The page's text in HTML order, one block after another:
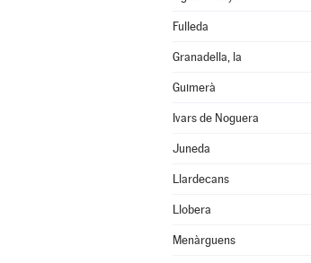
Fulleda
Granadella, la
Guimerà
Ivars de Noguera
Juneda
Llardecans
Llobera
Menàrguens